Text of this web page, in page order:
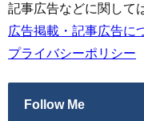
記事広告などに関して
広告掲載・記事広告に
プライバシーポリシー
Follow Me